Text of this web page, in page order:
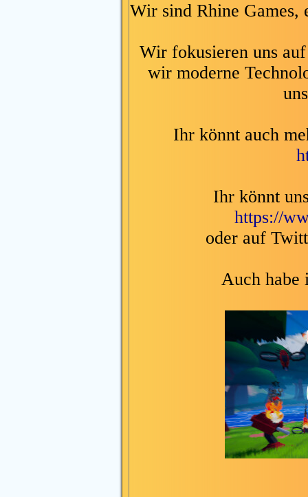
Wir sind Rhine Games,
Wir fokusieren uns
wir moderne
Ihr könnt auch
Ihr könnt
https://
oder auf
Auch habe